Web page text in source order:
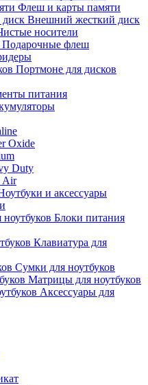
Флеш и карты памяти
Внешний жесткий диск
носители
Подарочные флеш
Портмоне для дисков
питания
Oxide
Duty
Air
и аксессуары
Блоки питания
Клавиатура для
Сумки для ноутбуков
Матрицы для ноутбуков
Аксессуары для